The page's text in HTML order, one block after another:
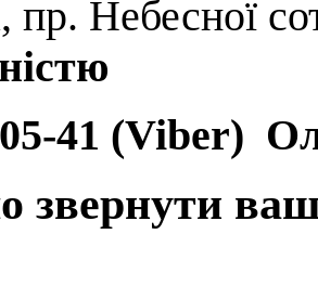
пр. Небесної
41 (Viber)
звернути